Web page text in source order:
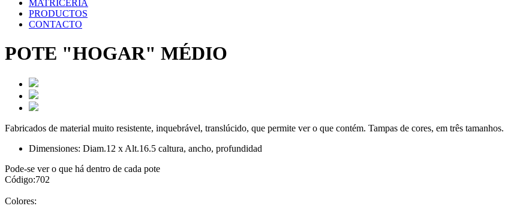
MATRICERÍA
PRODUCTOS
CONTACTO
POTE "HOGAR" MÉDIO
Fabricados de material muito resistente, inquebrável, translúcido, que permite ver o que contém. Tampas de cores, em três tamanhos.
Dimensiones: Diam.12 x Alt.16.5 caltura, ancho, profundidad
Pode-se ver o que há dentro de cada pote
Código:702
Colores: